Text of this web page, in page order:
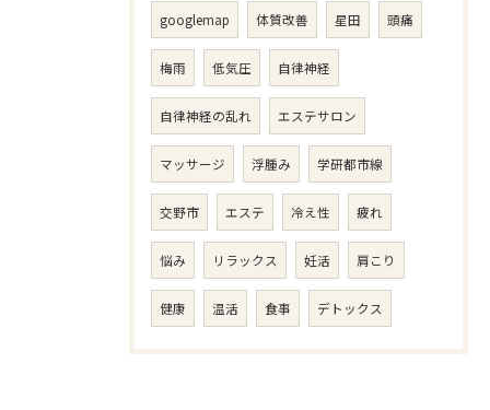
googlemap 体質改善 星田 頭痛
梅雨 低気圧 自律神経
自律神経の乱れ エステサロン
マッサージ 浮腫み 学研都市線
交野市 エステ 冷え性 疲れ
悩み リラックス 妊活 肩こり
健康 温活 食事 デトックス